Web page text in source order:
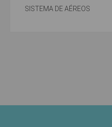
SISTEMA DE AÉREOS